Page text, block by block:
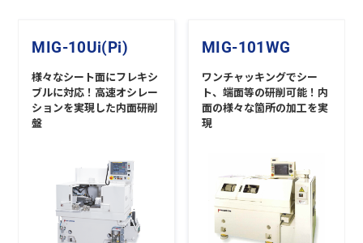
MIG-10Ui(Pi)
様々なシート面にフレキシ
ブルに対応！高速オシレー
ションを実現した内面研削
盤
MIG-101WG
ワンチャッキングでシー
ト、端面等の研削可能！内
面の様々な箇所の加工を実
現